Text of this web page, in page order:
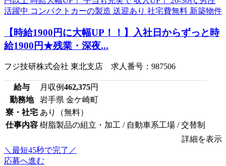
【時給1900円に大幅UP！！】入社日からずっと時
給1900円★残業・深夜...
フジ技研株式会社 東北支店 求人番号：987506
給与 月収例462,375円
勤務地
岩手県 金ケ崎町
寮・社宅 あり（無料）
仕事内容 樹脂製品の組立・加工 / 自動車系工場 / 交替制
詳細を表示
＼最短45秒で完了／
応募へ進む